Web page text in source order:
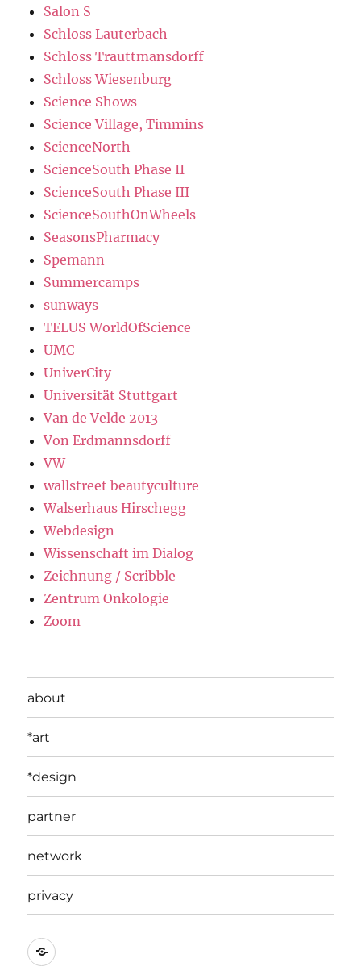
Salon S
Schloss Lauterbach
Schloss Trauttmansdorff
Schloss Wiesenburg
Science Shows
Science Village, Timmins
ScienceNorth
ScienceSouth Phase II
ScienceSouth Phase III
ScienceSouthOnWheels
SeasonsPharmacy
Spemann
Summercamps
sunways
TELUS WorldOfScience
UMC
UniverCity
Universität Stuttgart
Van de Velde 2013
Von Erdmannsdorff
VW
wallstreet beautyculture
Walserhaus Hirschegg
Webdesign
Wissenschaft im Dialog
Zeichnung / Scribble
Zentrum Onkologie
Zoom
about
*art
*design
partner
network
privacy
edit